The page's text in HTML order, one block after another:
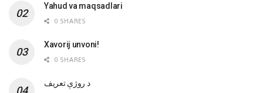
Yahud va maqsadlari
0 SHARES
Xavorij unvoni!
0 SHARES
‌د روژې تعریف